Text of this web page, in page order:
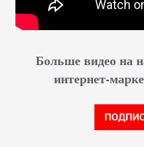
Больше видео на
интернет-